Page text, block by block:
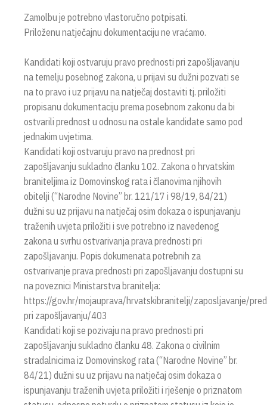
Zamolbu je potrebno vlastoručno potpisati.
Priloženu natječajnu dokumentaciju ne vraćamo.
Kandidati koji ostvaruju pravo prednosti pri zapošljavanju
na temelju posebnog zakona, u prijavi su dužni pozvati se
na to pravo i uz prijavu na natječaj dostaviti tj. priložiti
propisanu dokumentaciju prema posebnom zakonu da bi
ostvarili prednost u odnosu na ostale kandidate samo pod
jednakim uvjetima.
Kandidati koji ostvaruju pravo na prednost pri
zapošljavanju sukladno članku 102. Zakona o hrvatskim
braniteljima iz Domovinskog rata i članovima njihovih
obitelji (“Narodne Novine” br. 121/17 i 98/19, 84/21)
dužni su uz prijavu na natječaj osim dokaza o ispunjavanju
traženih uvjeta priložiti i sve potrebno iz navedenog
zakona u svrhu ostvarivanja prava prednosti pri
zapošljavanju. Popis dokumenata potrebnih za
ostvarivanje prava prednosti pri zapošljavanju dostupni su
na poveznici Ministarstva branitelja:
https://gov.hr/mojauprava/hrvatskibranitelji/zaposljavanje/
pri zapošljavanju/403
Kandidati koji se pozivaju na pravo prednosti pri
zapošljavanju sukladno članku 48. Zakona o civilnim
stradalnicima iz Domovinskog rata (“Narodne Novine” br.
84/21) dužni su uz prijavu na natječaj osim dokaza o
ispunjavanju traženih uvjeta priložiti i rješenje o priznatom